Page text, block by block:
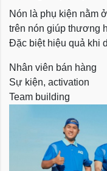
Nón là phụ kiện nằm
trên nón giúp thương
Đặc biệt hiệu quả khi
Nhân viên bán hàng
Sự kiện, activation
Team building